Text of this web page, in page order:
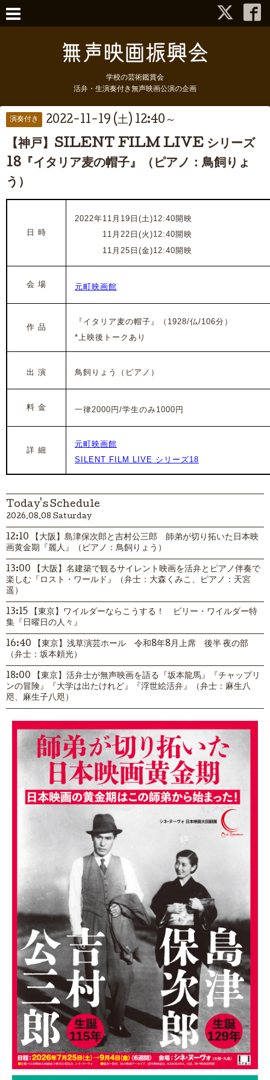
学校の芸術鑑賞会
活弁・生演奏付き無声映画公演の企画
演奏付き 2022-11-19 (土) 12:40～
【神戸】SILENT FILM LIVE シリーズ
18『イタリア麦の帽子』（ピアノ：鳥飼りょ
う）
日 時
2022年11月19日(土)12:40開映
11月22日(火)12:40開映
11月25日(金)12:40開映
会 場 元町映画館
作 品
『イタリア麦の帽子』
（1928/仏/106分）
*上映後トークあり
出 演 鳥飼りょう（ピアノ）
料 金 一律2000円/学生のみ1000円
詳 細
元町映画館
SILENT FILM LIVE シリーズ18
Today's Schedule
2026.08.08 Saturday
12:10 【大阪】島津保次郎と吉村公三郎 師弟が切り拓いた日本映
画黄金期『麗人』（ピアノ：鳥飼りょう）
13:00 【大阪】名建築で観るサイレント映画を活弁とピアノ伴奏で
楽しむ『ロスト・ワールド』（弁士：大森くみこ、ピアノ：天宮
遥）
13:15 【東京】ワイルダーならこうする！ ビリー・ワイルダー特
集『日曜日の人々』
16:40 【東京】浅草演芸ホール 令和8年8月上席 後半 夜の部
（弁士：坂本頼光）
18:00 【東京】活弁士が無声映画を語る『坂本龍馬』『チャップリ
ンの冒険』『大学は出たけれど』『浮世絵活弁』（弁士：麻生八
咫、麻生子八咫）